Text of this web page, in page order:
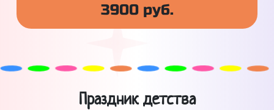
3900 руб.
Праздник детства